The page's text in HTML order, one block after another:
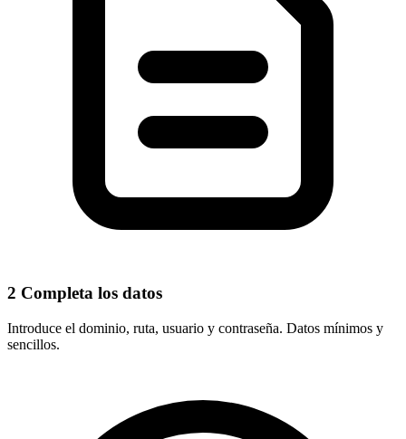
2 Completa los datos
Introduce el dominio, ruta, usuario y contraseña. Datos mínimos y
sencillos.